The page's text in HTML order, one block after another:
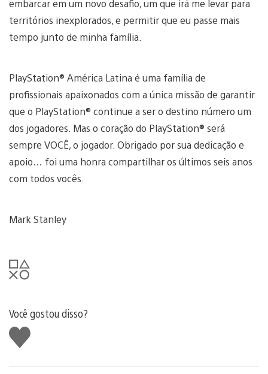
embarcar em um novo desafio, um que irá me levar para
territórios inexplorados, e permitir que eu passe mais
tempo junto de minha família.
PlayStation® América Latina é uma família de
profissionais apaixonados com a única missão de garantir
que o PlayStation® continue a ser o destino número um
dos jogadores. Mas o coração do PlayStation® será
sempre VOCÊ, o jogador. Obrigado por sua dedicação e
apoio… foi uma honra compartilhar os últimos seis anos
com todos vocês.
Mark Stanley
Você gostou disso?
Curtir